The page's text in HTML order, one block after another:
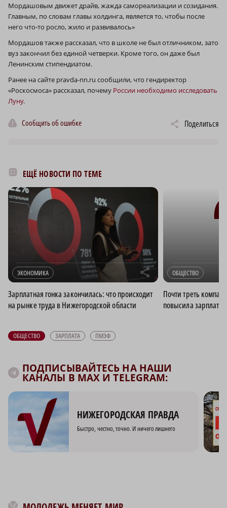
Мордашовым движет драйв, жажда самореализации и созидания.
Главным, по словам главы холдинга, является то, чтобы после
него что-то росло, жило и развивалось»
Мордашов также рассказал, что в школе не был отличником, зато
вуз закончил без единой четверки. Кроме того, он даже был
Ленинским стипендиатом.
Ранее на сайте pravda-nn.ru сообщили, что гендиректор
«Роскосмоса» рассказал, почему России необходимо исследовать
Луну.
Сообщить об ошибке Поделиться
ЕЩЁ НОВОСТИ ПО ТЕМЕ
ЭКОНОМИКА r
Зарплатная гонка закончилась: что происходит
на рынке труда в Нижегородской области
ОБЩЕСТВО
Почти треть
повысила зарплаты
ОБЩЕСТВО ЗАРПЛАТА ПМЭФ
ПОДПИСЫВАЙТЕСЬ НА НАШИ
КАНАЛЫ В MAX И TELEGRAM:
НИЖЕГОРОДСКАЯ ПРАВДА
Быстро, честно, точно. И ничего лишнего